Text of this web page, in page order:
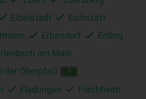
Eibelstadt
Eichstätt
Erbendorf
Erding
am Main
der Oberpfalz
F
Fladungen
Forchheim